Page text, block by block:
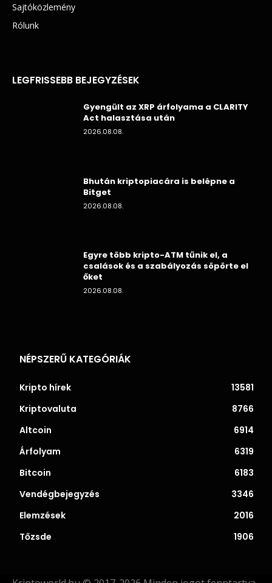
Sajtóközlemény
Rólunk
LEGFRISSEBB BEJEGYZÉSEK
Gyengült az XRP árfolyama a CLARITY
Act halasztása után
2026.08.08.
Bhután kriptopiacára is belépne a
Bitget
2026.08.08.
Egyre több kripto-ATM tűnik el, a
csalások és a szabályozás söpörte el
őket
2026.08.08.
NÉPSZERŰ KATEGÓRIÁK
Kripto hírek
13581
Kriptovaluta
8766
Altcoin
6914
Árfolyam
6319
Bitcoin
6183
Vendégbejegyzés
3346
Elemzések
2016
Tőzsde
1906